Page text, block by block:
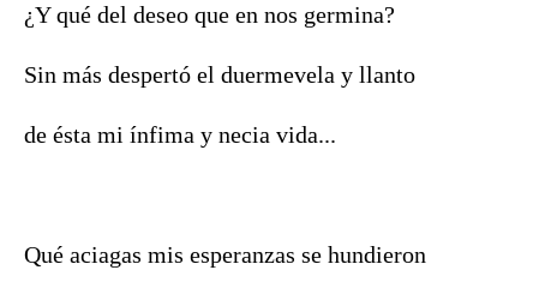
¿Y qué del deseo que en nos germina?
Sin más despertó el duermevela y llanto
de ésta mi ínfima y necia vida...
Qué aciagas mis esperanzas se hundieron